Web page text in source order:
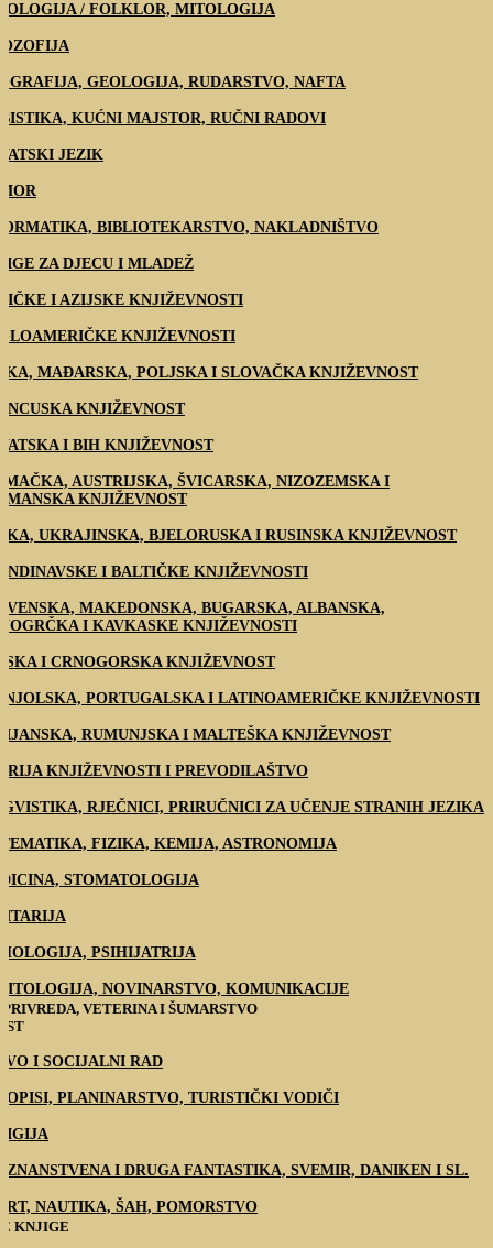
/ FOLKLOR, MITOLOGIJA
GEOLOGIJA, RUDARSTVO, NAFTA
KUĆNI MAJSTOR, RUČNI RADOVI
JEZIK
BIBLIOTEKARSTVO, NAKLADNIŠTVO
ZA DJECU I MLADEŽ
I AZIJSKE KNJIŽEVNOSTI
KNJIŽEVNOSTI
MAĐARSKA, POLJSKA I SLOVAČKA KNJIŽEVNOST
KNJIŽEVNOST
I BIH KNJIŽEVNOST
AUSTRIJSKA, ŠVICARSKA, NIZOZEMSKA I
KNJIŽEVNOST
UKRAJINSKA, BJELORUSKA I RUSINSKA KNJIŽEVNOST
I BALTIČKE KNJIŽEVNOSTI
MAKEDONSKA, BUGARSKA, ALBANSKA,
I KAVKASKE KNJIŽEVNOSTI
I CRNOGORSKA KNJIŽEVNOST
PORTUGALSKA I LATINOAMERIČKE KNJIŽEVNOSTI
RUMUNJSKA I MALTEŠKA KNJIŽEVNOST
KNJIŽEVNOSTI I PREVODILAŠTVO
RJEČNICI, PRIRUČNICI ZA UČENJE STRANIH JEZIKA
FIZIKA, KEMIJA, ASTRONOMIJA
STOMATOLOGIJA
PSIHIJATRIJA
NOVINARSTVO, KOMUNIKACIJE
VETERINA I ŠUMARSTVO
I SOCIJALNI RAD
PLANINARSTVO, TURISTIČKI VODIČI
ZNANSTVENA I DRUGA FANTASTIKA, SVEMIR, DANIKEN I SL.
NAUTIKA, ŠAH, POMORSTVO
KNJIGE